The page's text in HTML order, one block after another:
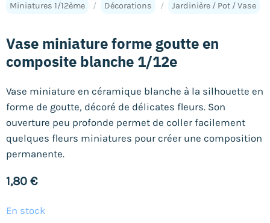
Miniatures 1/12ème / Décorations / Jardinière / Pot / Vase
Vase miniature forme goutte en
composite blanche 1/12e
Vase miniature en céramique blanche à la silhouette en
forme de goutte, décoré de délicates fleurs. Son
ouverture peu profonde permet de coller facilement
quelques fleurs miniatures pour créer une composition
permanente.
1,80 €
En stock